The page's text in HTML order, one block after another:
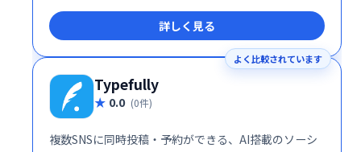
詳しく見る
よく比較されています
Typefully
0.0 (0件)
複数SNSに同時投稿・予約ができる、AI搭載のソーシ